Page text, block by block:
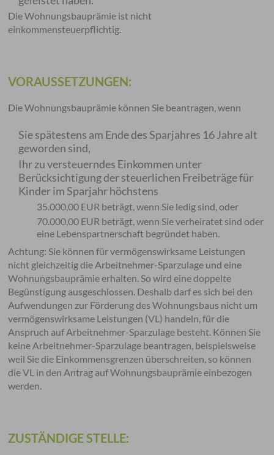
Die Wohnungsbauprämie ist nicht
einkommensteuerpflichtig.
VORAUSSETZUNGEN:
Die Wohnungsbauprämie können Sie beantragen, wenn
Sie spätestens am Ende des Sparjahres 16 Jahre alt
geworden sind,
Ihr zu versteuerndes Einkommen unter
Berücksichtigung der steuerlichen Freibeträge für
Kinder im Sparjahr höchstens
35.000,00 EUR beträgt, wenn Sie ledig sind, oder
70.000,00 EUR beträgt, wenn Sie verheiratet sind oder
eine Lebenspartnerschaft begründet haben.
Achtung: Sie können für vermögenswirksame Leistungen
nicht gleichzeitig die Arbeitnehmer-Sparzulage und eine
Wohnungsbauprämie erhalten. So wird eine doppelte
Begünstigung ausgeschlossen. Deshalb darf es sich bei den
Aufwendungen zur Förderung des Wohnungsbaus nicht um
vermögenswirksame Leistungen (VL) handeln, für die
Anspruch auf Arbeitnehmer-Sparzulage besteht. Können Sie
keine Arbeitnehmer-Sparzulage beantragen, beispielsweise
weil Sie die Einkommensgrenzen überschreiten, so können
die VL in den Antrag auf Wohnungsbauprämie einbezogen
werden.
ZUSTÄNDIGE STELLE: